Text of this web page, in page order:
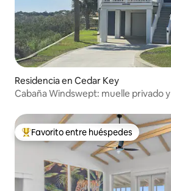
Residencia en Cedar Key
Cabaña Windswept: muelle privado y
De los mejores en Favorito entre
Favorito entre huéspedes